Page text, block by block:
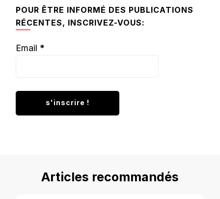
chose ?
POUR ÊTRE INFORMÉ DES PUBLICATIONS
RÉCENTES, INSCRIVEZ-VOUS:
Email *
Articles recommandés